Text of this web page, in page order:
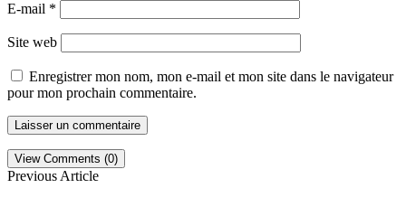
E-mail *
Site web
Enregistrer mon nom, mon e-mail et mon site dans le navigateur
pour mon prochain commentaire.
View Comments (0)
Previous Article